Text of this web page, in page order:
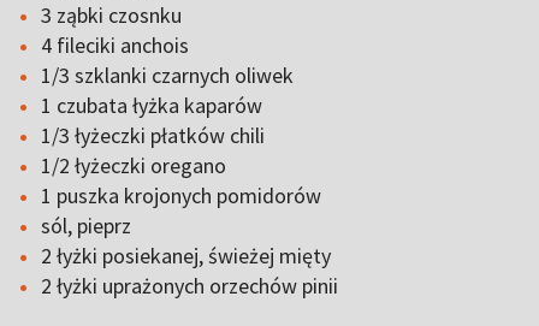
3 ząbki czosnku
4 fileciki anchois
1/3 szklanki czarnych oliwek
1 czubata łyżka kaparów
1/3 łyżeczki płatków chili
1/2 łyżeczki oregano
1 puszka krojonych pomidorów
sól, pieprz
2 łyżki posiekanej, świeżej mięty
2 łyżki uprażonych orzechów pinii